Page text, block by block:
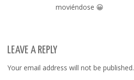
moviéndose 😀
LEAVE A REPLY
Your email address will not be published.